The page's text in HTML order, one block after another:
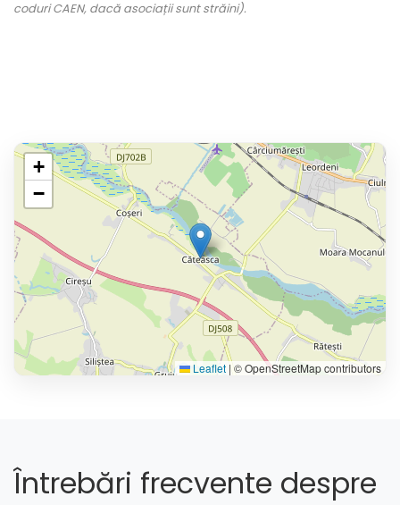
coduri CAEN, dacă asociații sunt străini).
+
−
Leaflet | © OpenStreetMap contributors
Întrebări frecvente despre